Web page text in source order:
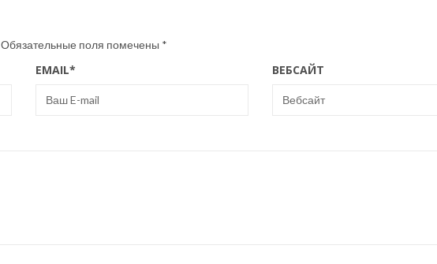
Обязательные поля помечены *
EMAIL* ВЕБСАЙТ